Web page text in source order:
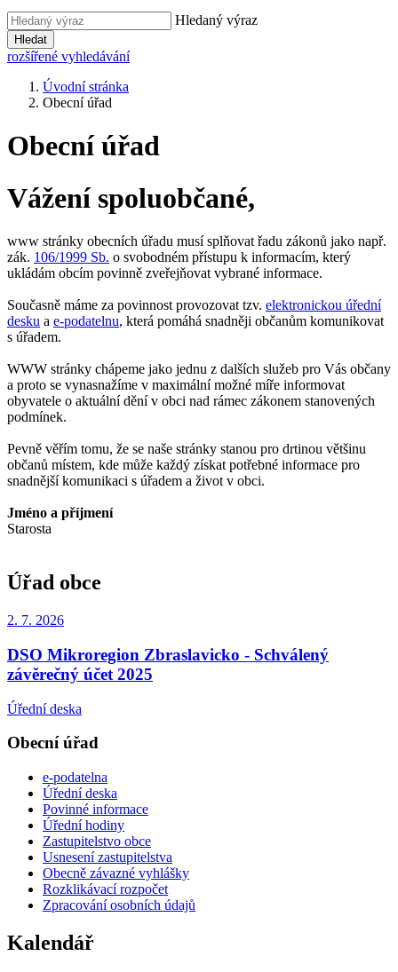
Hledaný výraz
Hledat
rozšířené vyhledávání
Úvodní stránka
Obecní úřad
Obecní úřad
Vážení spoluobčané,
www stránky obecních úřadu musí splňovat řadu zákonů jako např.
zák. 106/1999 Sb. o svobodném přístupu k informacím, který
ukládám obcím povinně zveřejňovat vybrané informace.
Současně máme za povinnost provozovat tzv. elektronickou úřední
desku a e-podatelnu, která pomáhá snadněji občanům komunikovat
s úřadem.
WWW stránky chápeme jako jednu z dalších služeb pro Vás občany
a proto se vynasnažíme v maximální možné míře informovat
obyvatele o aktuální dění v obci nad rámec zákonem stanovených
podmínek.
Pevně věřím tomu, že se naše stránky stanou pro drtinou většinu
občanů místem, kde může každý získat potřebné informace pro
snadnější komunikaci s úřadem a život v obci.
Jméno a příjmení
Starosta
Úřad obce
2. 7. 2026
DSO Mikroregion Zbraslavicko - Schválený
závěrečný účet 2025
Úřední deska
Obecní úřad
e-podatelna
Úřední deska
Povinné informace
Úřední hodiny
Zastupitelstvo obce
Usnesení zastupitelstva
Obecně závazné vyhlášky
Rozklikávací rozpočet
Zpracování osobních údajů
Kalendář